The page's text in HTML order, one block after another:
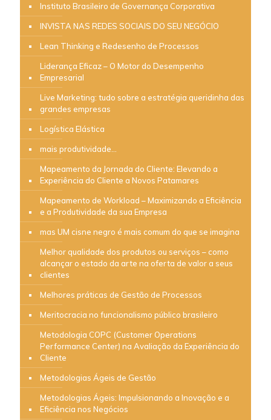
Instituto Brasileiro de Governança Corporativa
INVISTA NAS REDES SOCIAIS DO SEU NEGÓCIO
Lean Thinking e Redesenho de Processos
Liderança Eficaz – O Motor do Desempenho
Empresarial
Live Marketing: tudo sobre a estratégia queridinha das
grandes empresas
Logística Elástica
mais produtividade…
Mapeamento da Jornada do Cliente: Elevando a
Experiência do Cliente a Novos Patamares
Mapeamento de Workload – Maximizando a Eficiência
e a Produtividade da sua Empresa
mas UM cisne negro é mais comum do que se imagina
Melhor qualidade dos produtos ou serviços – como
alcançar o estado da arte na oferta de valor a seus
clientes
Melhores práticas de Gestão de Processos
Meritocracia no funcionalismo público brasileiro
Metodologia COPC (Customer Operations
Performance Center) na Avaliação da Experiência do
Cliente
Metodologias Ágeis de Gestão
Metodologias Ágeis: Impulsionando a Inovação e a
Eficiência nos Negócios